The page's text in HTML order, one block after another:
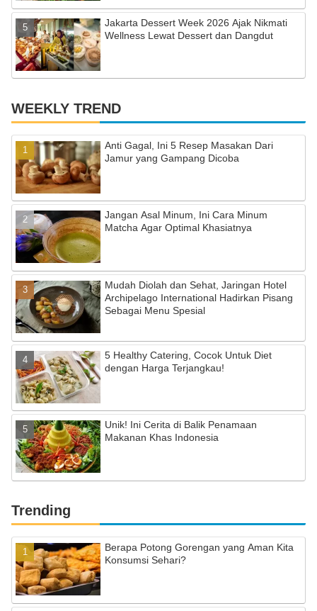
Jakarta Dessert Week 2026 Ajak Nikmati
Wellness Lewat Dessert dan Dangdut
WEEKLY TREND
Anti Gagal, Ini 5 Resep Masakan Dari
Jamur yang Gampang Dicoba
Jangan Asal Minum, Ini Cara Minum
Matcha Agar Optimal Khasiatnya
Mudah Diolah dan Sehat, Jaringan Hotel
Archipelago International Hadirkan Pisang
Sebagai Menu Spesial
5 Healthy Catering, Cocok Untuk Diet
dengan Harga Terjangkau!
Unik! Ini Cerita di Balik Penamaan
Makanan Khas Indonesia
Trending
Berapa Potong Gorengan yang Aman Kita
Konsumsi Sehari?